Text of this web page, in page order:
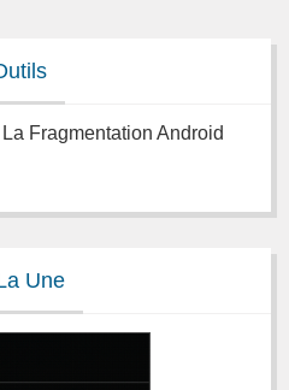
Fragmentation Android
Une